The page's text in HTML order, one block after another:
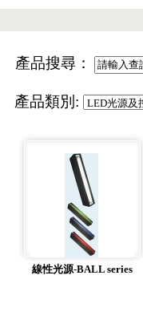
產品搜尋：
產品類別:
線性光源-BALL series